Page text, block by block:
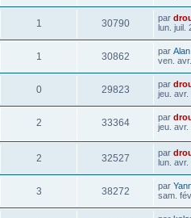
1 30790 par
lun. juil.
1 30862 par
ven.
0 29823 par
jeu. avr.
2 33364 par
jeu. avr.
2 32527 par
lun. avr.
3 38272 par
sam.